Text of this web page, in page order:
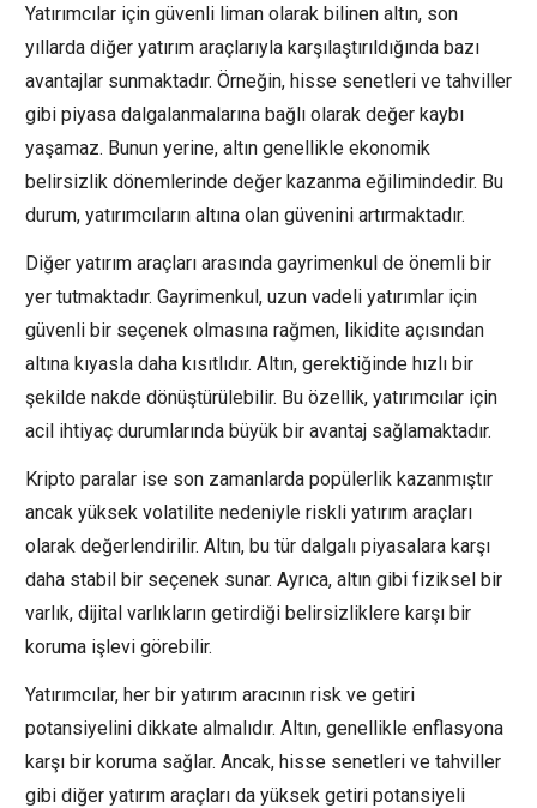
Yatırımcılar için güvenli liman olarak bilinen altın, son
yıllarda diğer yatırım araçlarıyla karşılaştırıldığında bazı
avantajlar sunmaktadır. Örneğin, hisse senetleri ve tahviller
gibi piyasa dalgalanmalarına bağlı olarak değer kaybı
yaşamaz. Bunun yerine, altın genellikle ekonomik
belirsizlik dönemlerinde değer kazanma eğilimindedir. Bu
durum, yatırımcıların altına olan güvenini artırmaktadır.
Diğer yatırım araçları arasında gayrimenkul de önemli bir
yer tutmaktadır. Gayrimenkul, uzun vadeli yatırımlar için
güvenli bir seçenek olmasına rağmen, likidite açısından
altına kıyasla daha kısıtlıdır. Altın, gerektiğinde hızlı bir
şekilde nakde dönüştürülebilir. Bu özellik, yatırımcılar için
acil ihtiyaç durumlarında büyük bir avantaj sağlamaktadır.
Kripto paralar ise son zamanlarda popülerlik kazanmıştır
ancak yüksek volatilite nedeniyle riskli yatırım araçları
olarak değerlendirilir. Altın, bu tür dalgalı piyasalara karşı
daha stabil bir seçenek sunar. Ayrıca, altın gibi fiziksel bir
varlık, dijital varlıkların getirdiği belirsizliklere karşı bir
koruma işlevi görebilir.
Yatırımcılar, her bir yatırım aracının risk ve getiri
potansiyelini dikkate almalıdır. Altın, genellikle enflasyona
karşı bir koruma sağlar. Ancak, hisse senetleri ve tahviller
gibi diğer yatırım araçları da yüksek getiri potansiyeli